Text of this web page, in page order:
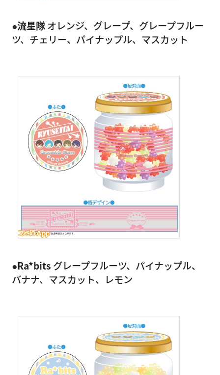
●流星隊オレンジ、グレープ、グレープフルー
ツ、チェリー、パイナップル、マスカット
●Ra*bits グレープフルーツ、パイナップル、
バナナ、マスカット、レモン